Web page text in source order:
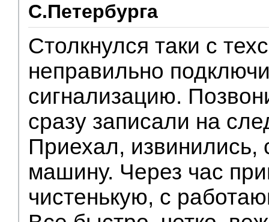
С.Петербурга
Столкнулся таки с
неправильно
сигнализацию.
сразу записали на
Приехал, извинились,
машину. Через час
чистенькую, с